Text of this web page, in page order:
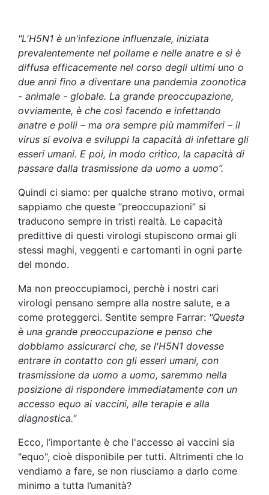
"L'H5N1 è un'infezione influenzale, iniziata
prevalentemente nel pollame e nelle anatre e si è
diffusa efficacemente nel corso degli ultimi uno o
due anni fino a diventare una pandemia zoonotica
- animale - globale. La grande preoccupazione,
ovviamente, è che così facendo e infettando
anatre e polli – ma ora sempre più mammiferi – il
virus si evolva e sviluppi la capacità di infettare gli
esseri umani. E poi, in modo critico, la capacità di
passare dalla trasmissione da uomo a uomo”.
Quindi ci siamo: per qualche strano motivo, ormai
sappiamo che queste “preoccupazioni” si
traducono sempre in tristi realtà. Le capacità
predittive di questi virologi stupiscono ormai gli
stessi maghi, veggenti e cartomanti in ogni parte
del mondo.
Ma non preoccupiamoci, perchè i nostri cari
virologi pensano sempre alla nostre salute, e a
come proteggerci. Sentite sempre Farrar: "Questa
è una grande preoccupazione e penso che
dobbiamo assicurarci che, se l'H5N1 dovesse
entrare in contatto con gli esseri umani, con
trasmissione da uomo a uomo, saremmo nella
posizione di rispondere immediatamente con un
accesso equo ai vaccini, alle terapie e alla
diagnostica."
Ecco, l’importante è che l'accesso ai vaccini sia
"equo", cioè disponibile per tutti. Altrimenti che lo
vendiamo a fare, se non riusciamo a darlo come
minimo a tutta l’umanità?